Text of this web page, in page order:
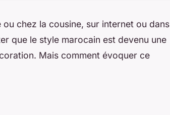
chez la cousine, sur internet ou dans
que le style marocain est devenu une
Mais comment évoquer ce